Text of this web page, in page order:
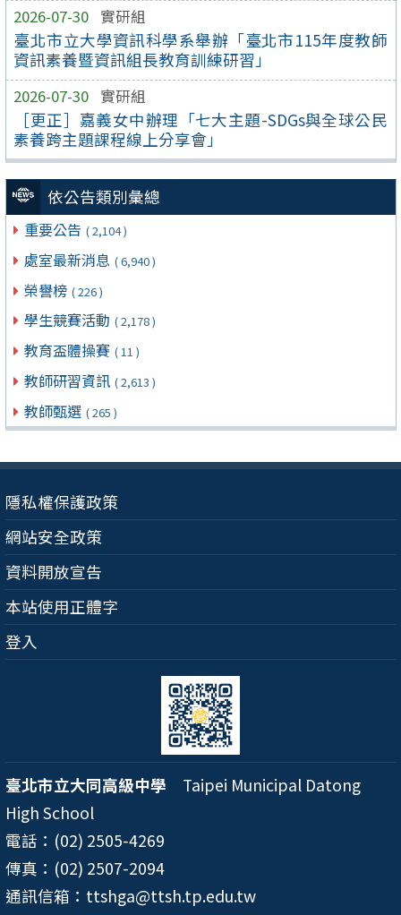
2026-07-30 實研組
臺北市立大學資訊科學系舉辦「臺北市115年度教師
資訊素養暨資訊組長教育訓練研習」
2026-07-30 實研組
［更正］嘉義女中辦理「七大主題-SDGs與全球公民
素養跨主題課程線上分享會」
依公告類別彙總
重要公告 ( 2,104 )
處室最新消息 ( 6,940 )
榮譽榜 ( 226 )
學生競賽活動 ( 2,178 )
教育盃體操賽 ( 11 )
教師研習資訊 ( 2,613 )
教師甄選 ( 265 )
隱私權保護政策
網站安全政策
資料開放宣告
本站使用正體字
登入
臺北市立大同高級中學 Taipei Municipal Datong
High School
電話：(02) 2505-4269
傳真：(02) 2507-2094
通訊信箱：ttshga@ttsh.tp.edu.tw